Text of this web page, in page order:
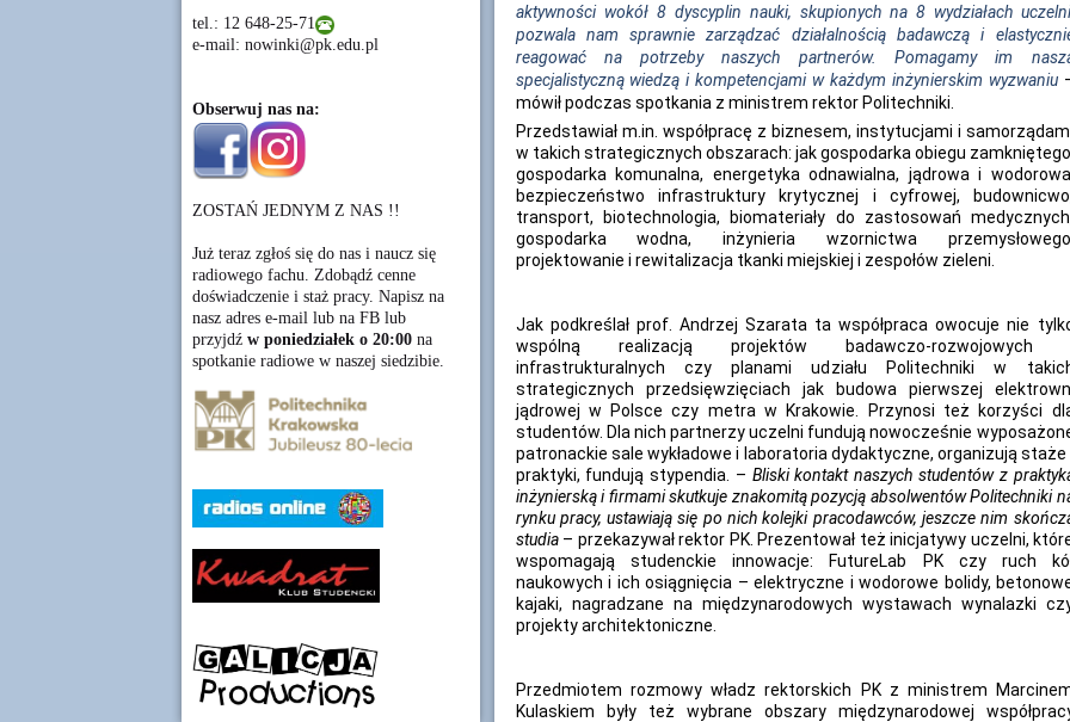
tel.: 12 648-25-71
e-mail: nowinki@pk.edu.pl
Obserwuj nas na:
ZOSTAŃ JEDNYM Z NAS !!
Już teraz zgłoś się do nas i naucz się
radiowego fachu. Zdobądź cenne
doświadczenie i staż pracy. Napisz na
nasz adres e-mail lub na FB lub
przyjdź w poniedziałek o 20:00na
spotkanie radiowe w naszej siedzibie.
aktywności wokół 8 dyscyplin nauki, skupionych na 8 wydziałach
pozwala nam sprawnie zarządzać działalnością badawczą i
reagować na potrzeby naszych partnerów. Pomagamy im
specjalistyczną wiedzą i kompetencjami w każdym inżynierskim wyzwaniu
mówił podczas spotkania z ministrem rektor Politechniki.
Przedstawiał m.in. współpracę z biznesem, instytucjami i
w takich strategicznych obszarach: jak gospodarka obiegu
gospodarka komunalna, energetyka odnawialna, jądrowa i
bezpieczeństwo infrastruktury krytycznej i cyfrowej,
transport, biotechnologia, biomateriały do zastosowań
gospodarka wodna, inżynieria wzornictwa
projektowanie i rewitalizacja tkanki miejskiej i zespołów zieleni.
Jak podkreślał prof. Andrzej Szarata ta współpraca owocuje nie
wspólną realizacją projektów badawczo-rozwojowych
infrastrukturalnych czy planami udziału Politechniki w
strategicznych przedsięwzięciach jak budowa pierwszej
jądrowej w Polsce czy metra w Krakowie. Przynosi też korzyści
studentów. Dla nich partnerzy uczelni fundują nowocześnie
patronackie sale wykładowe i laboratoria dydaktyczne, organizują staże
praktyki, fundują stypendia. – Bliski kontakt naszych studentów z
inżynierską i firmami skutkuje znakomitą pozycją absolwentów Politechniki
rynku pracy, ustawiają się po nich kolejki pracodawców, jeszcze nim
studia– przekazywał rektor PK. Prezentował też inicjatywy uczelni,
wspomagają studenckie innowacje: FutureLab PK czy ruch
naukowych i ich osiągnięcia – elektryczne i wodorowe bolidy,
kajaki, nagradzane na międzynarodowych wystawach wynalazki
projekty architektoniczne.
Przedmiotem rozmowy władz rektorskich PK z ministrem
Kulaskiem były też wybrane obszary międzynarodowej